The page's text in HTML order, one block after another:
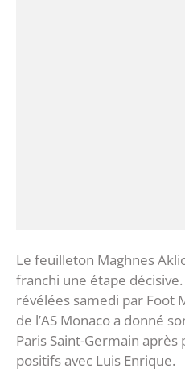
‎Le feuilleton Maghnes
franchi une étape
révélées samedi par Foot
de l’AS Monaco a donné
Paris Saint-Germain après
positifs avec Luis Enrique.